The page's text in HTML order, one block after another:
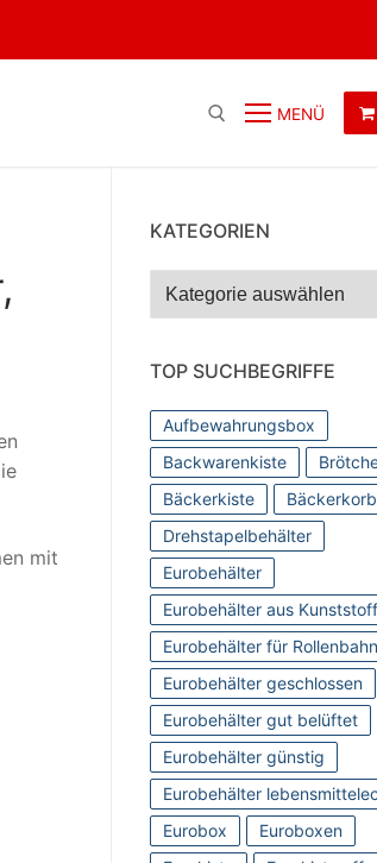
MENÜ
mit
KATEGORIEN
Kategorien
TOP SUCHBEGRIFFE
Aufbewahrungsbox
Backwarenkiste
Bäckerkiste
Bäckerkorb
Drehstapelbehälter
Eurobehälter
Eurobehälter aus Kunststoff
Eurobehälter für
Eurobehälter geschlossen
Eurobehälter gut belüftet
Eurobehälter günstig
Eurobehälter
Eurobox
Euroboxen